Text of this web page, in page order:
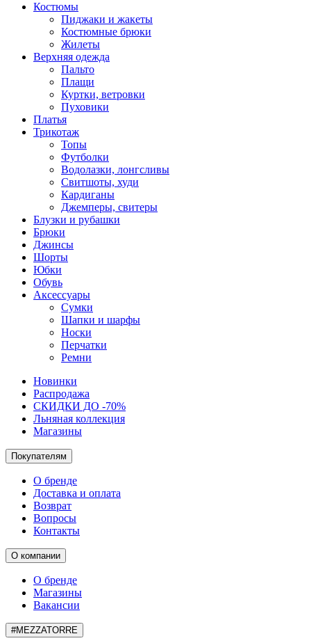
Костюмы
Пиджаки и жакеты
Костюмные брюки
Жилеты
Верхняя одежда
Пальто
Плащи
Куртки, ветровки
Пуховики
Платья
Трикотаж
Топы
Футболки
Водолазки, лонгсливы
Свитшоты, худи
Кардиганы
Джемперы, свитеры
Блузки и рубашки
Брюки
Джинсы
Шорты
Юбки
Обувь
Аксессуары
Сумки
Шапки и шарфы
Носки
Перчатки
Ремни
Новинки
Распродажа
СКИДКИ ДО -70%
Льняная коллекция
Магазины
Покупателям
О бренде
Доставка и оплата
Возврат
Вопросы
Контакты
О компании
О бренде
Магазины
Вакансии
#MEZZATORRE